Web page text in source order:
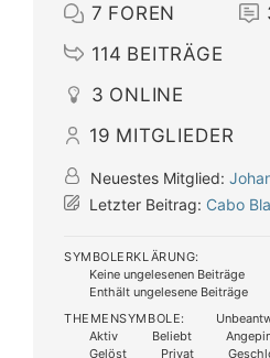
7 FOREN
114 BEITRÄGE
3 ONLINE
19 MITGLIEDER
Neuestes Mitglied:
Letzter Beitrag: Cabo
SYMBOLERKLÄRUNG:
Keine ungelesenen Beiträge
Enthält ungelesene Beiträge
THEMENSYMBOLE:
Aktiv
Beliebt
Gelöst
Privat